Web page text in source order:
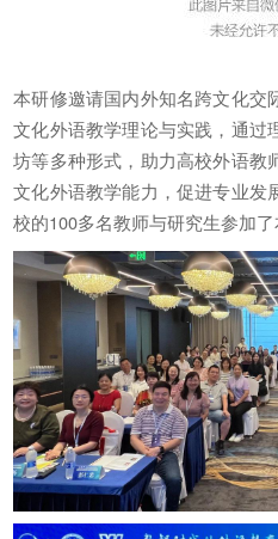
本研修邀请国内外知名跨文化交
文化外语教学理论与实践，通过
坊等多种形式，助力高校外语教
文化外语教学能力，促进专业发
校的100多名教师与研究生参加了